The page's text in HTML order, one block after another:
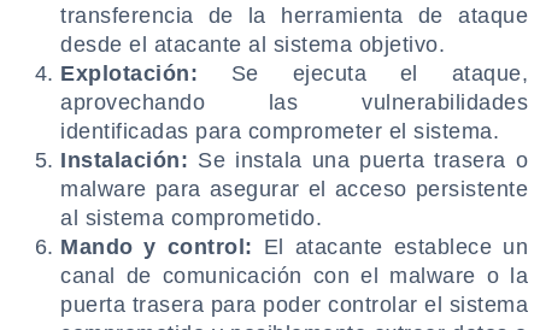
transferencia de la herramienta de ataque
desde el atacante al sistema objetivo.
Explotación: Se ejecuta el ataque,
aprovechando las vulnerabilidades
identificadas para comprometer el sistema.
Instalación: Se instala una puerta trasera o
malware para asegurar el acceso persistente
al sistema comprometido.
Mando y control: El atacante establece un
canal de comunicación con el malware o la
puerta trasera para poder controlar el sistema